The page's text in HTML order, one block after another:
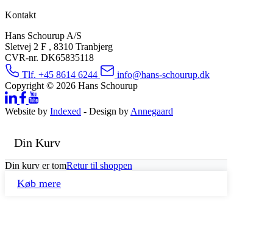
Kontakt
Hans Schourup A/S
Sletvej 2 F , 8310 Tranbjerg
CVR-nr. DK65835118
Tlf. +45 8614 6244
info@hans-schourup.dk
Copyright © 2026 Hans Schourup
Website by Indexed - Design by Annegaard
Din Kurv
Din kurv er tomRetur til shoppen
Køb mere